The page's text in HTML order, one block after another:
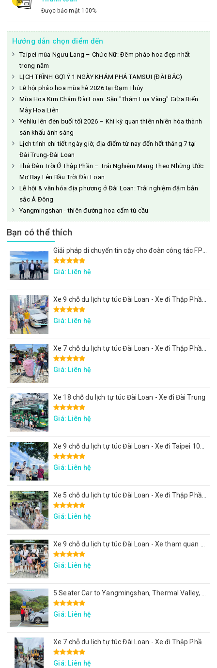
Được bảo mật 100%
Hướng dẫn chọn điểm đến
Taipei mùa Ngưu Lang – Chức Nữ: Đêm pháo hoa đẹp nhất
trong năm
LỊCH TRÌNH GỢI Ý 1 NGÀY KHÁM PHÁ TAMSUI (ĐÀI BẮC)
Lễ hội pháo hoa mùa hè 2026 tại Đạm Thủy
Mùa Hoa Kim Châm Đài Loan: Săn "Thảm Lụa Vàng" Giữa Biển
Mây Hoa Liên
Yehliu lên đèn buổi tối 2026 – Khi kỳ quan thiên nhiên hóa thành
sân khấu ánh sáng
Lịch trình chi tiết ngày giờ, địa điểm từ nay đến hết tháng 7 tại
Đài Trung-Đài Loan
Thả Đèn Trời Ở Thập Phần – Trải Nghiệm Mang Theo Những Ước
Mơ Bay Lên Bầu Trời Đài Loan
Lễ hội & văn hóa địa phương ở Đài Loan: Trải nghiệm đậm bản
sắc Á Đông
Yangmingshan - thiên đường hoa cẩm tú cầu
Bạn có thể thích
Giải pháp di chuyển tin cậy cho đoàn công tác FPT: Đặt xe tại Đài Loan
Giá: Liên hệ
Xe 9 chỗ du lịch tự túc Đài Loan - Xe đi Thập Phần, Cửu Phần
Giá: Liên hệ
Xe 7 chỗ du lịch tự túc Đài Loan - Xe đi Thập Phần, Cửu Phần
Giá: Liên hệ
Xe 18 chỗ du lịch tự túc Đài Loan - Xe đi Đài Trung
Giá: Liên hệ
Xe 9 chỗ du lịch tự túc Đài Loan - Xe đi Taipei 101, lâu đài Mr. Brown, ngắm đảo Rùa Nghi Lan
Giá: Liên hệ
Xe 5 chỗ du lịch tự túc Đài Loan - Xe đi Thập Phần, Cửu Phần
Giá: Liên hệ
Xe 9 chỗ du lịch tự túc Đài Loan - Xe tham quan 7 ngày theo hành trình yêu cầu
Giá: Liên hệ
5 Seater Car to Yangmingshan, Thermal Valley, Beitou
Giá: Liên hệ
Xe 7 chỗ du lịch tự túc Đài Loan - Xe đi Thập Phần, Cửu Phần, Cảng sắc màu
Giá: Liên hệ